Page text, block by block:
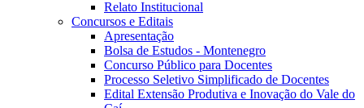
Relato Institucional
Concursos e Editais
Apresentação
Bolsa de Estudos - Montenegro
Concurso Público para Docentes
Processo Seletivo Simplificado de Docentes
Edital Extensão Produtiva e Inovação do Vale do